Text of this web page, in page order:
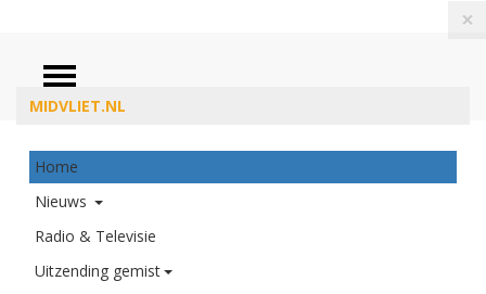
MIDVLIET.NL
×
Home
Nieuws
Radio & Televisie
Uitzending gemist
ZOEKEN